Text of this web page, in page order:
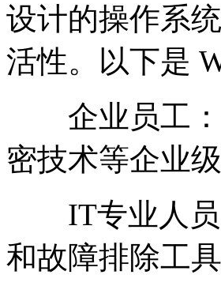
设计的操作系
活性。以下是
企业员工：
密技术等企业
IT专业人员
和故障排除工